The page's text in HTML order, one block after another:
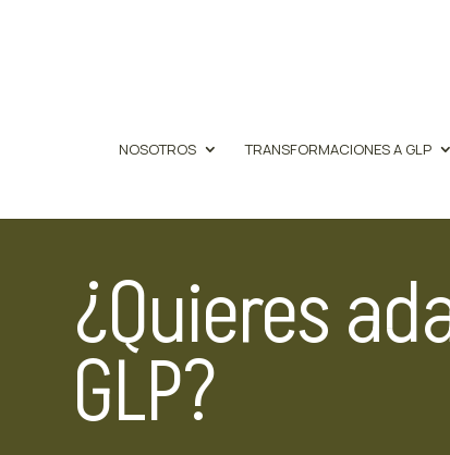
NOSOTROS TRANSFORMACIONES A GLP
¿Quieres
GLP?